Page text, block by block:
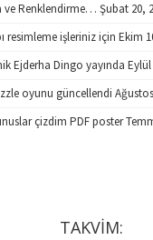
ve Renklendirme… Şubat 20,
resimleme işleriniz için Ekim
Ejderha Dingo yayında Eylül
oyunu güncellendi
çizdim PDF poster
TAKVİM: